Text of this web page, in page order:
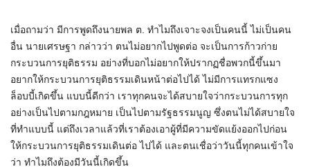
เมื่อถามว่า มีการพูดถึงนายพล ต. ทำไมถึงเจาะจงเป็นคนนี้ ไม่เป็นคน
อื่น นายเศรษฐา กล่าวว่า ตนไม่อยากไปพูดต่อ จะเป็นการก้าวก่าย
กระบวนการยุติธรรม อย่างที่บอกไม่อยากให้ปรากฏชื่อพวกนี้ขึ้นมา
อยากให้กระบวนการยุติธรรมเดินหน้าต่อไปได้ ไม่มีการแทรกแซง
ล็อบบี้เกิดขึ้น แบบนี้ดีกว่า เราทุกคนจะได้สบายใจว่ากระบวนการทุก
อย่างเป็นไปตามกฎหมาย เป็นไปตามรัฐธรรมนูญ ซึ่งตนไม่ได้สบายใจ
ที่ทำแบบนี้ แต่ถึงเวลาแล้วที่เราต้องเอาผู้ที่มีความขัดแย้งออกไปก่อน
ให้กระบวนการยุติธรรมเดินต่อ ไปได้ และตนเชื่อว่าวันนี้ทุกคนเข้าใจ
ว่า ทำไมถึงต้องมีวันนี้เกิดขึ้น